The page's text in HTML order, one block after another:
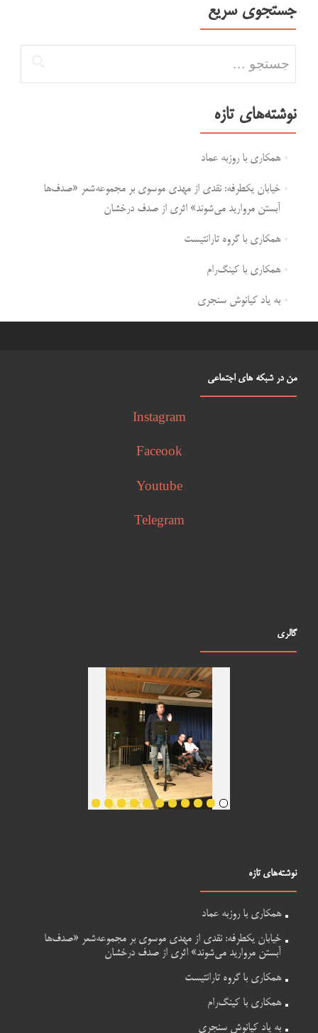
جستجوی سریع
نوشته‌های تازه
همکاری با روزبه عماد
خیابان یکطرفه: نقدی از مهدی موسوی بر مجموعه‌شعر «صدف‌ها
آبستن مروارید می‌شوند» اثری از صدف درخشان
همکاری با گروه تارانتیست
همکاری با کینگ‌رام
به یاد کیانوش سنجری
من در شبکه های اجتماعی
Instagram
Faceook
Youtube
Telegram
گالری
نوشته‌های تازه
همکاری با روزبه عماد
خیابان یکطرفه: نقدی از مهدی موسوی بر مجموعه‌شعر «صدف‌ها
آبستن مروارید می‌شوند» اثری از صدف درخشان
همکاری با گروه تارانتیست
همکاری با کینگ‌رام
به یاد کیانوش سنجری